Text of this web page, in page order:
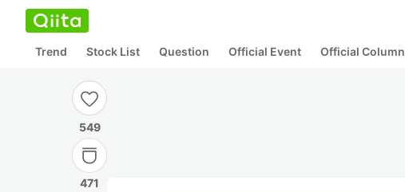
Trend Stock List Question Official Event Official Column
549
471